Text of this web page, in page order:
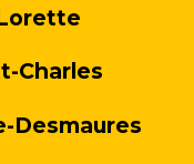
Charles
Desmaures